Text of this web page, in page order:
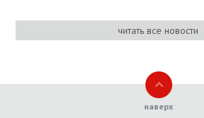
читать все новости
наверх